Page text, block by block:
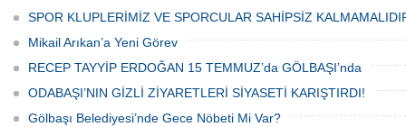
SPOR KLUPLERİMİZ VE SPORCULAR SAHİPSİZ
Mikail Arıkan’a Yeni Görev
RECEP TAYYİP ERDOĞAN 15 TEMMUZ’da GÖLBAŞI’nda
ODABAŞI’NIN GİZLİ ZİYARETLERİ SİYASETİ KARIŞTIRDI!
Gölbaşı Belediyesi’nde Gece Nöbeti Mi Var?